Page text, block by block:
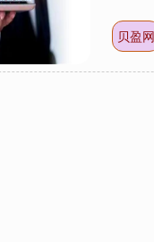
贝盈网